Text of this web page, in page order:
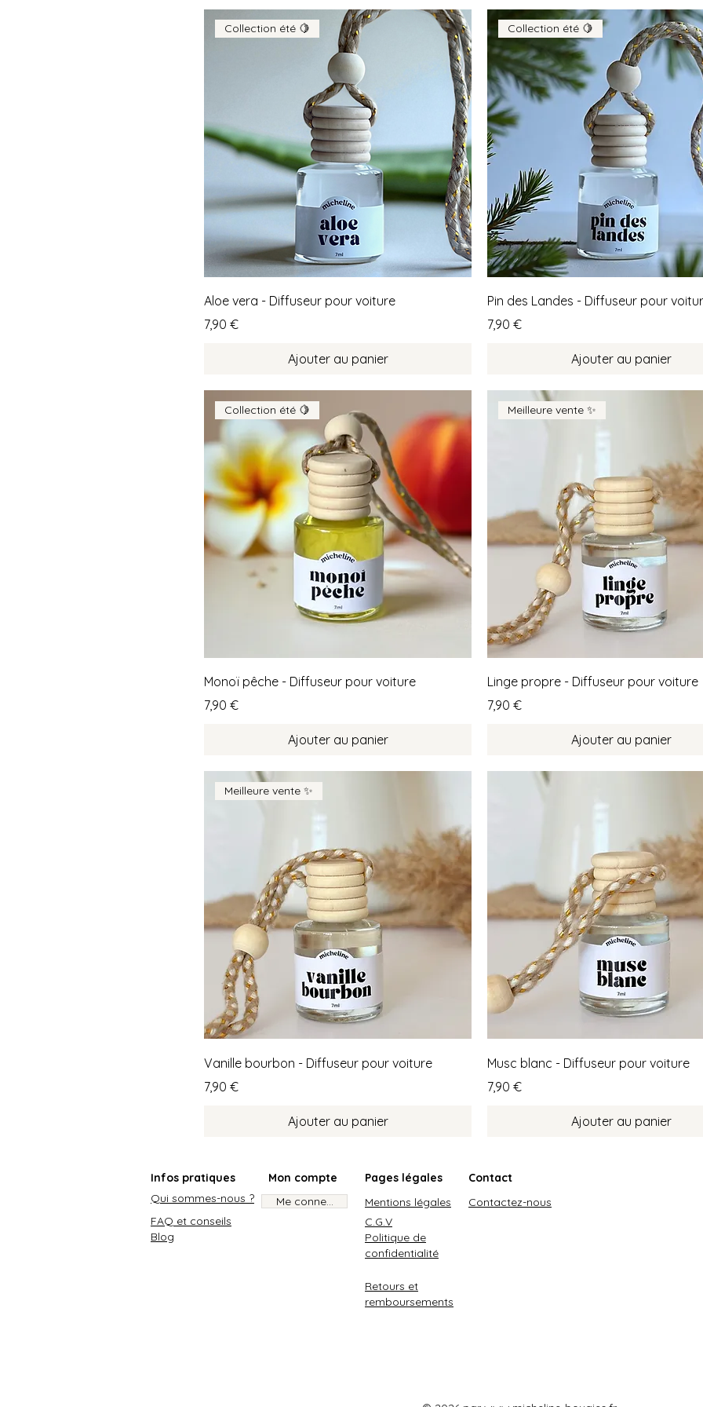
Collection été 🍋
Aloe vera - Diffuseur pour voiture
Prix
7,90 €
Ajouter au panier
Collection été 🍋
Pin des Landes - Diffuseur pour
Prix
7,90 €
Ajouter au panier
Collection été 🍋
Monoï pêche - Diffuseur pour voiture
Prix
7,90 €
Ajouter au panier
Meilleure vente ✨
Linge propre - Diffuseur pour voiture
Prix
7,90 €
Ajouter au panier
Meilleure vente ✨
Vanille bourbon - Diffuseur pour voiture
Prix
7,90 €
Ajouter au panier
Musc blanc - Diffuseur pour voiture
Prix
7,90 €
Ajouter au panier
Infos pratiques
Qui sommes-nous ?
Mon compte
Me connecter
FAQ et conseils
Blog
Pages légales
Mentions légales
C.G.V
Contact
Contactez-nous
Politique de
confidentialité
Retours et
remboursements